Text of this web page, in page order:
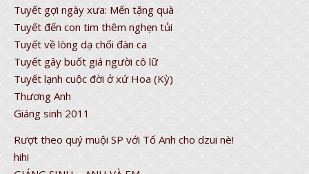
Tuyết gợi ngày xưa: Mến tặng quà
Tuyết đến con tim thêm nghẹn tủi
Tuyết về lòng dạ chối đàn ca
Tuyết gây buốt giá người cô lữ
Tuyết lạnh cuộc đời ở xứ Hoa (Kỳ)
Thương Anh
Giáng sinh 2011
Rượt theo quý muội SP với Tố Anh cho dzui nè!
hihi